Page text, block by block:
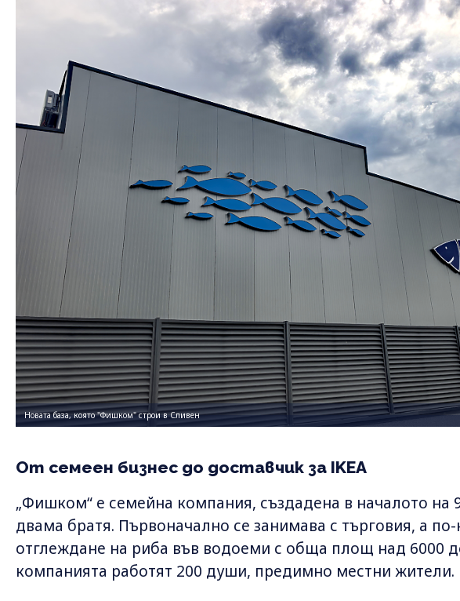
Новата база, която "Фишком" строи в Сливен
От семеен бизнес до доставчик за IKEA
„Фишком“ е семейна компания, създадена в началото на
двама братя. Първоначално се занимава с търговия, а по-
отглеждане на риба във водоеми с обща площ над 6000
компанията работят 200 души, предимно местни жители.